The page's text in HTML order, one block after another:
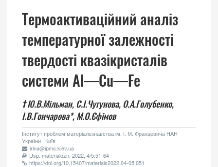
Термоактиваційний аналіз
температурної залежності
твердості квазікристалів
системи Al—Cu—Fe
†Ю.В.Мільман, С.І.Чугунова, О.А.Голубенко,
І.В.Гончарова*, М.О.Єфімов
Інститут проблем матеріалознавства ім. І. М. Францевича НАН
України , Київ
irina@ipms.kiev.ua
Usp. materialozn. 2022, 4/5:51-64
https://doi.org/10.15407/materials2022.04-05.051